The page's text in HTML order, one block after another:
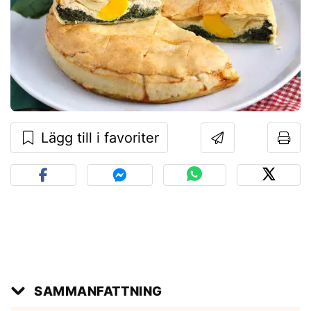
Lägg till i favoriter
SAMMANFATTNING